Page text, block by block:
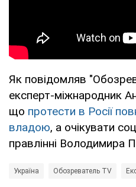
Як повідомляв
експерт-міжнародник
що протести в Росії
владою, а очікувати
правлінні Володимира
Україна Обозреватель TV